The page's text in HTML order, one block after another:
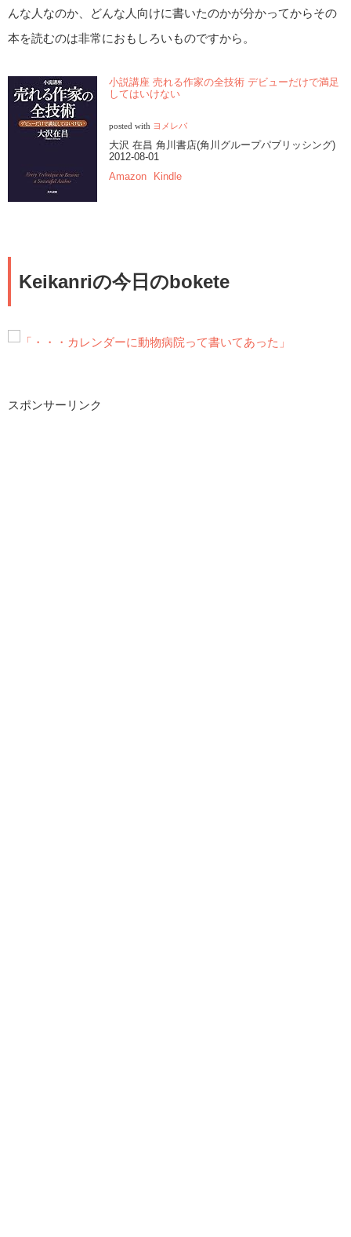
んな人なのか、どんな人向けに書いたのかが分かってからその
本を読むのは非常におもしろいものですから。
小説講座 売れる作家の全技術 デビューだけで満足
してはいけない
posted with ヨメレバ
大沢 在昌 角川書店(角川グループパブリッシング)
2012-08-01
Amazon
Kindle
Keikanriの今日のbokete
スポンサーリンク